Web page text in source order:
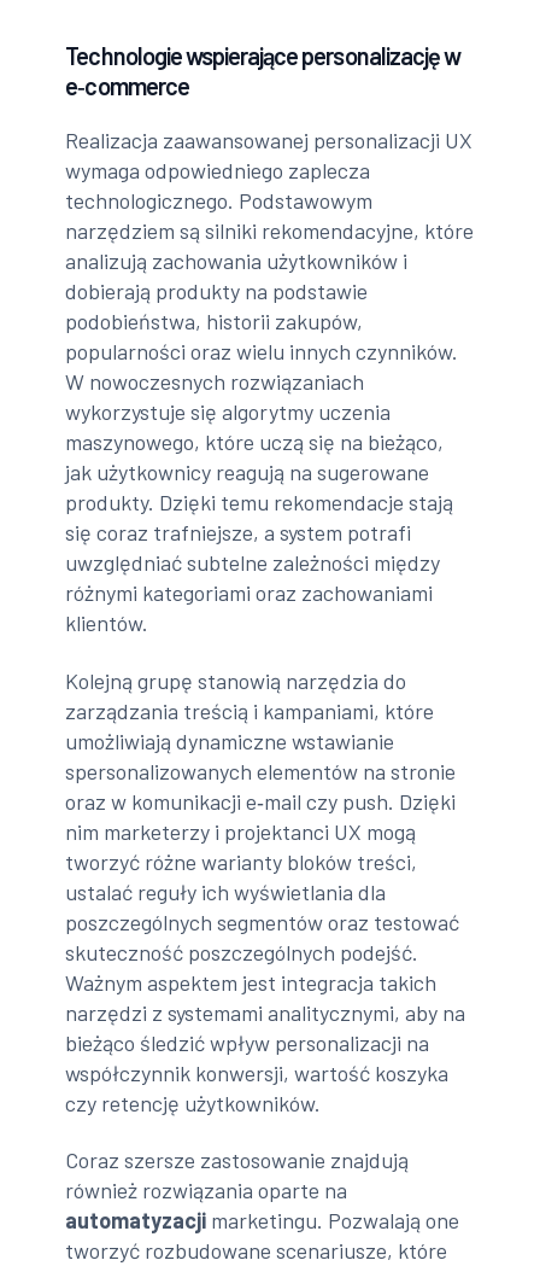
Technologie wspierające personalizację w
e‑commerce
Realizacja zaawansowanej personalizacji UX
wymaga odpowiedniego zaplecza
technologicznego. Podstawowym
narzędziem są silniki rekomendacyjne, które
analizują zachowania użytkowników i
dobierają produkty na podstawie
podobieństwa, historii zakupów,
popularności oraz wielu innych czynników.
W nowoczesnych rozwiązaniach
wykorzystuje się algorytmy uczenia
maszynowego, które uczą się na bieżąco,
jak użytkownicy reagują na sugerowane
produkty. Dzięki temu rekomendacje stają
się coraz trafniejsze, a system potrafi
uwzględniać subtelne zależności między
różnymi kategoriami oraz zachowaniami
klientów.
Kolejną grupę stanowią narzędzia do
zarządzania treścią i kampaniami, które
umożliwiają dynamiczne wstawianie
spersonalizowanych elementów na stronie
oraz w komunikacji e‑mail czy push. Dzięki
nim marketerzy i projektanci UX mogą
tworzyć różne warianty bloków treści,
ustalać reguły ich wyświetlania dla
poszczególnych segmentów oraz testować
skuteczność poszczególnych podejść.
Ważnym aspektem jest integracja takich
narzędzi z systemami analitycznymi, aby na
bieżąco śledzić wpływ personalizacji na
współczynnik konwersji, wartość koszyka
czy retencję użytkowników.
Coraz szersze zastosowanie znajdują
również rozwiązania oparte na
automatyzacji marketingu. Pozwalają one
tworzyć rozbudowane scenariusze, które